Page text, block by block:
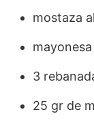
mostaza
3
25 gr de